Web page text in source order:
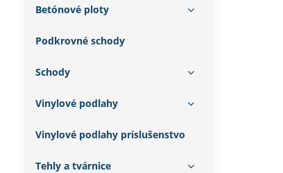
Betónové ploty
Podkrovné schody
Schody
Vinylové podlahy
Vinylové podlahy príslušenstvo
Tehly a tvárnice